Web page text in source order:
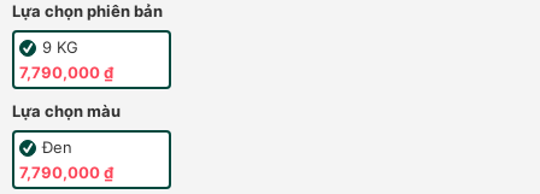
Lựa chọn phiên bản
9 KG
7,790,000 ₫
Lựa chọn màu
Đen
7,790,000 ₫